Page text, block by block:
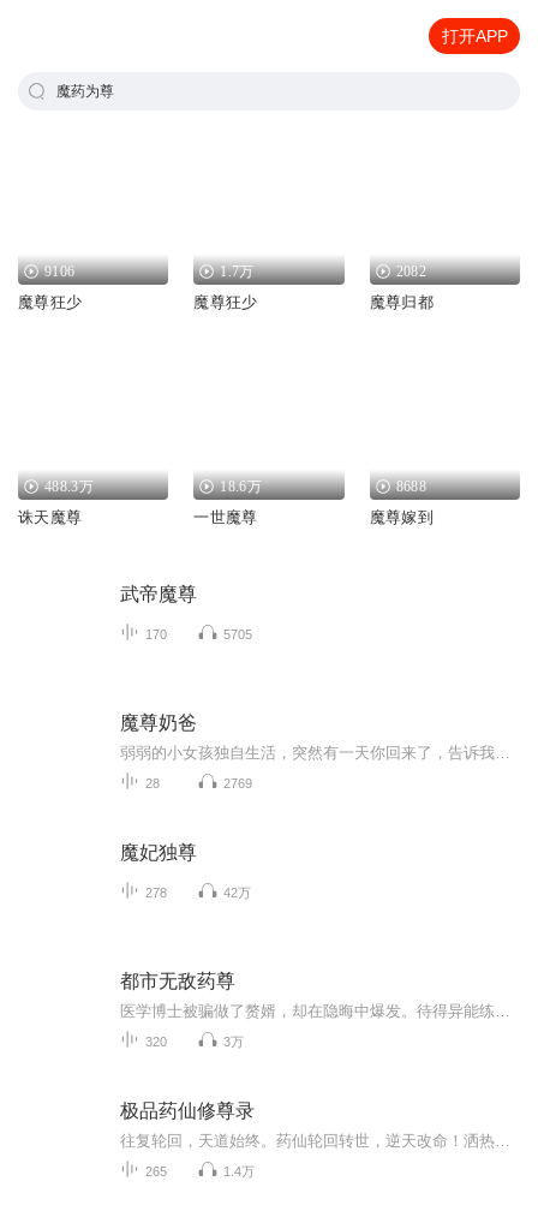
打开APP
魔药为尊
9106
魔尊狂少
1.7万
魔尊狂少
2082
魔尊归都
488.3万
诛天魔尊
18.6万
一世魔尊
8688
魔尊嫁到
武帝魔尊
170 5705
魔尊奶爸
28 2769
魔妃独尊
278 42万
都市无敌药尊
320 3万
极品药仙修尊录
265 1.4万